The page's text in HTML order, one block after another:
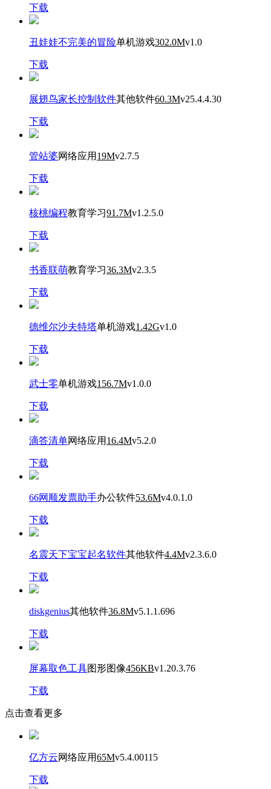
下载
丑娃娃不完美的冒险单机游戏302.0Mv1.0
下载
展翅鸟家长控制软件其他软件60.3Mv25.4.4.30
下载
管站婆网络应用 19Mv2.7.5
下载
核桃编程教育学习91.7Mv1.2.5.0
下载
书香联萌教育学习36.3Mv2.3.5
下载
德维尔沙夫特塔单机游戏1.42Gv1.0
下载
武士零单机游戏156.7Mv1.0.0
下载
滴答清单网络应用 16.4Mv5.2.0
下载
66网顺发票助手办公软件53.6Mv4.0.1.0
下载
名震天下宝宝起名软件其他软件4.4Mv2.3.6.0
下载
diskgenius其他软件36.8Mv5.1.1.696
下载
屏幕取色工具图形图像456KBv1.20.3.76
下载
点击查看更多
亿方云网络应用65Mv5.4.00115
下载